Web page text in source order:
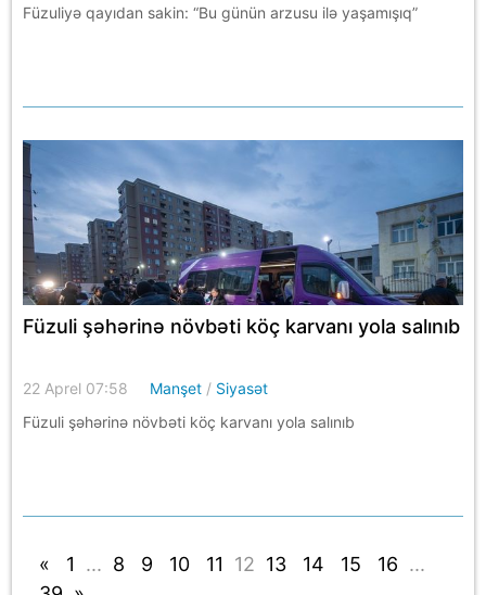
Füzuliyə qayıdan sakin: “Bu günün arzusu ilə yaşamışıq”
Füzuli şəhərinə növbəti köç karvanı yola salınıb
22 Aprel 07:58 Manşet / Siyasət
Füzuli şəhərinə növbəti köç karvanı yola salınıb
« 1 ... 8 9 10 11 12 13 14 15 16 ...